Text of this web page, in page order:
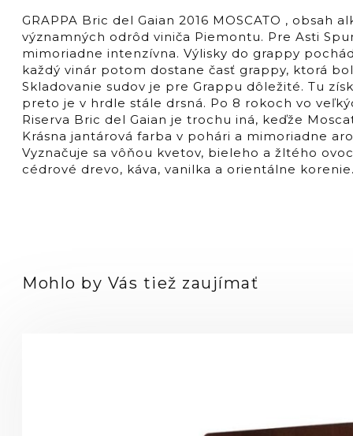
2016
43%,
wooden
case
GRAPPA Bric del Gaian 2016 MOSCATO ,
významných odrôd viniča Piemontu. Pre Asti
mimoriadne intenzívna. Výlisky do grappy
každý vinár potom dostane časť grappy, ktorá
Skladovanie sudov je pre Grappu dôležité. Tu
preto je v hrdle stále drsná. Po 8 rokoch vo
Riserva Bric del Gaian je trochu iná, keďže
Krásna jantárová farba v pohári a mimoriadne
Vyznačuje sa vôňou kvetov, bieleho a žltého
cédrové drevo, káva, vanilka a orientálne
Mohlo by Vás tiež zaujímať